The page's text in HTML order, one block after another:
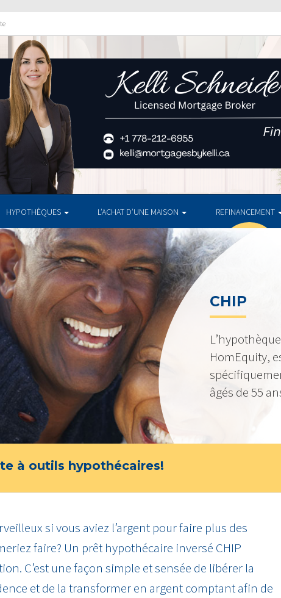
HYPOTHÈQUES L’ACHAT D’UNE MAISON REFINANCEMENT
CHIP
HomEquity,
âgés de 55
à outils hypothécaires!
si vous aviez l’argent pour faire plus des
faire? Un prêt hypothécaire inversé CHIP
C’est une façon simple et sensée de libérer la
et de la transformer en argent comptant afin de